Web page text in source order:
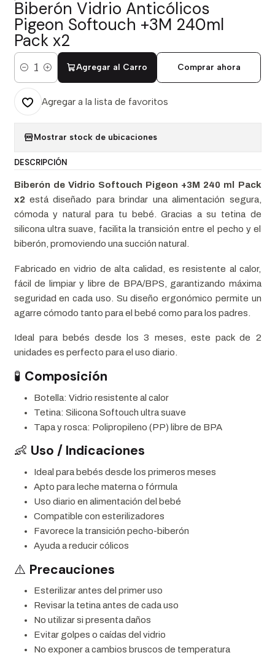
Biberón Vidrio Anticólicos
Pigeon Softouch +3M 240ml
Pack x2
Cantidad
Agregar al Carro Comprar ahora
Agregar a la lista de favoritos
Mostrar stock de ubicaciones
DESCRIPCIÓN
Biberón de Vidrio Softouch Pigeon +3M 240 ml Pack
x2 está diseñado para brindar una alimentación segura,
cómoda y natural para tu bebé. Gracias a su tetina de
silicona ultra suave, facilita la transición entre el pecho y el
biberón, promoviendo una succión natural.
Fabricado en vidrio de alta calidad, es resistente al calor,
fácil de limpiar y libre de BPA/BPS, garantizando máxima
seguridad en cada uso. Su diseño ergonómico permite un
agarre cómodo tanto para el bebé como para los padres.
Ideal para bebés desde los 3 meses, este pack de 2
unidades es perfecto para el uso diario.
🧪 Composición
Botella: Vidrio resistente al calor
Tetina: Silicona Softouch ultra suave
Tapa y rosca: Polipropileno (PP) libre de BPA
👶 Uso / Indicaciones
Ideal para bebés desde los primeros meses
Apto para leche materna o fórmula
Uso diario en alimentación del bebé
Compatible con esterilizadores
Favorece la transición pecho-biberón
Ayuda a reducir cólicos
⚠️ Precauciones
Esterilizar antes del primer uso
Revisar la tetina antes de cada uso
No utilizar si presenta daños
Evitar golpes o caídas del vidrio
No exponer a cambios bruscos de temperatura